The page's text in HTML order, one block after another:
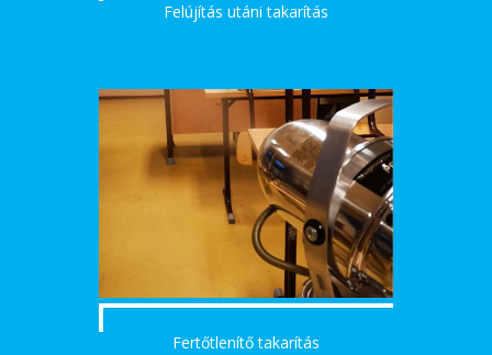
Felújítás utáni takarítás
Fertőtlenítő takarítás